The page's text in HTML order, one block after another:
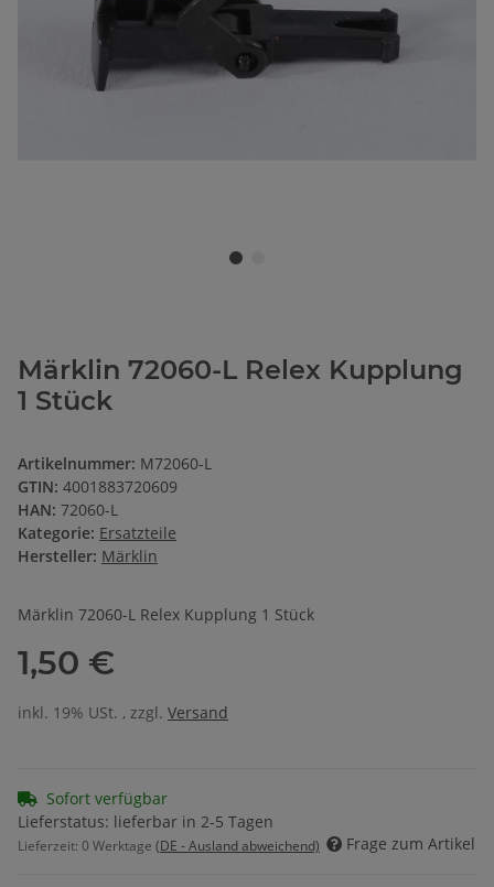
Märklin 72060-L Relex Kupplung
1 Stück
Artikelnummer: M72060-L
GTIN: 4001883720609
HAN: 72060-L
Kategorie: Ersatzteile
Hersteller: Märklin
Märklin 72060-L Relex Kupplung 1 Stück
1,50 €
inkl. 19% USt. , zzgl. Versand
Sofort verfügbar
Lieferstatus: lieferbar in 2-5 Tagen
Lieferzeit: 0 Werktage (DE - Ausland abweichend) Frage zum Artikel